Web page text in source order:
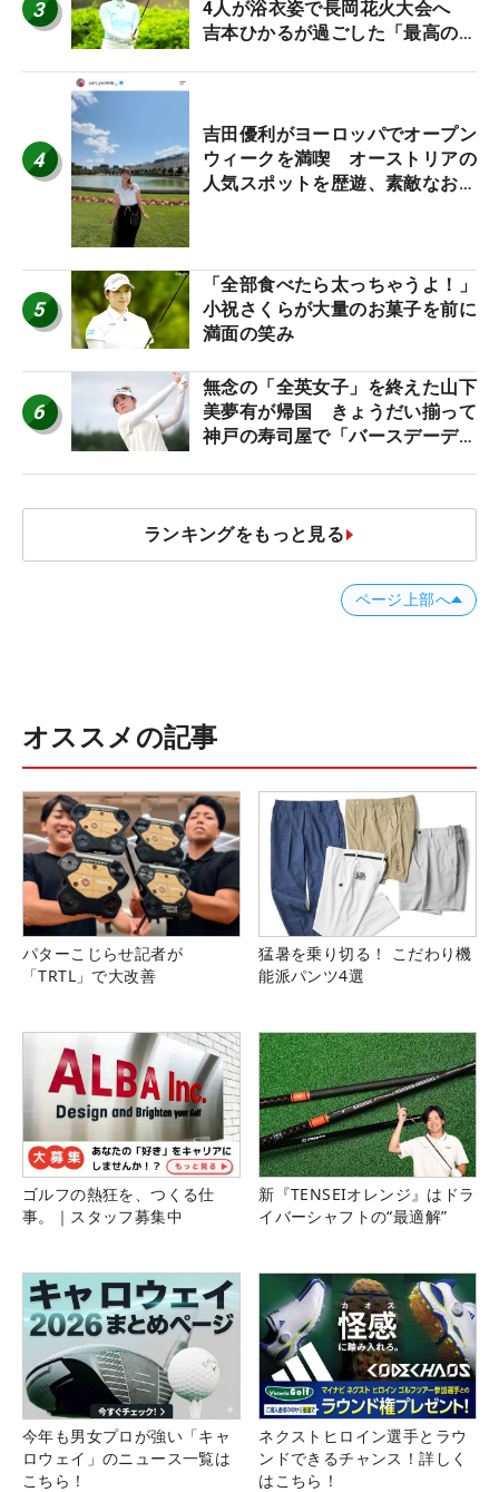
3
4人が浴衣姿で長岡花火大会へ
吉本ひかるが過ごした「最高の夏
4
吉田優利がヨーロッパでオープン
ウィークを満喫 オーストリアの
人気スポットを歴遊、素敵なお土
5
「全部食べたら太っちゃうよ！」
小祝さくらが大量のお菓子を前に
満面の笑み
6
無念の「全英女子」を終えた山下
美夢有が帰国 きょうだい揃って
神戸の寿司屋で「バースデーディ
ランキングをもっと見る
ページ上部へ
オススメの記事
パターこじらせ記者が
「TRTL」で大改善
猛暑を乗り切る！ こだわり機
能派パンツ4選
ゴルフの熱狂を、つくる仕
事。｜スタッフ募集中
新『TENSEIオレンジ』はドラ
イバーシャフトの“最適解”
今年も男女プロが強い「キャ
ロウェイ」のニュース一覧は
こちら！
ネクストヒロイン選手とラウ
ンドできるチャンス！詳しく
はこちら！